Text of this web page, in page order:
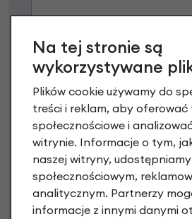
Raty 0%
3 miesiące nie
Na tej stronie są
wykorzystywane
Plików cookie używamy do
treści i reklam, aby oferować
społecznościowe i
witrynie. Informacje o tym,
naszej witryny,
społecznościowym,
analitycznym. Partnerzy
informacje z innymi danymi